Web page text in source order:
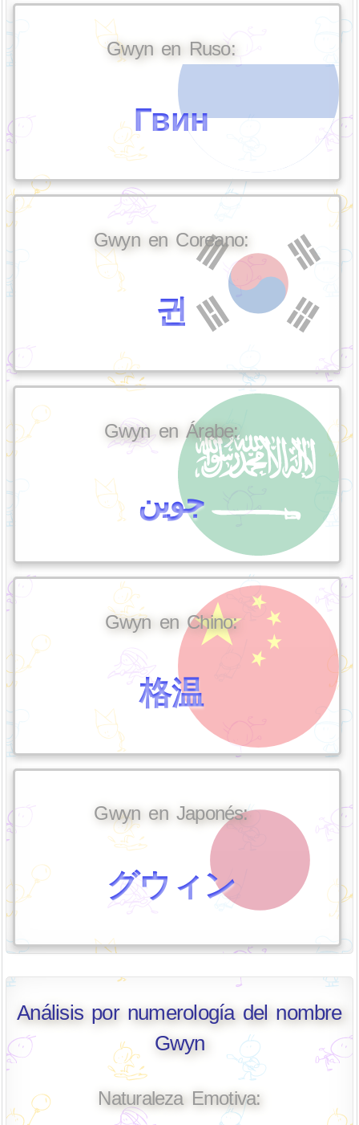
Gwyn en Ruso:
Гвин
Gwyn en Coreano:
귄
Gwyn en Árabe:
جوين
Gwyn en Chino:
格温
Gwyn en Japonés:
グウィン
Análisis por numerología del nombre
Gwyn
Naturaleza Emotiva: